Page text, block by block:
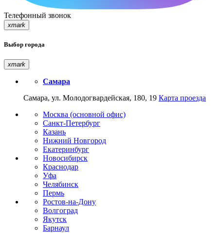
Телефонный звонок
xmark
Выбор города
xmark
Самара
Самара, ул. Молодогвардейская, 180, 19 Карта проезда
Москва (основной офис)
Санкт-Петербург
Казань
Нижний Новгород
Екатеринбург
Новосибирск
Краснодар
Уфа
Челябинск
Пермь
Ростов-на-Дону
Волгоград
Якутск
Барнаул